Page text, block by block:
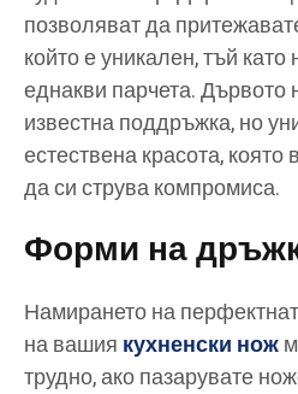
позволяват да
който е уникален, тъй
еднакви парчета. Дървото
известна поддръжка, но
естествена красота,
да си струва компромиса.
Форми на
Намирането на
на вашия кухненски нож
трудно, ако пазарувате